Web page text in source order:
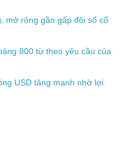
mở rộng gần gấp đôi số cổ
800 từ theo yêu cầu của
USD tăng mạnh nhờ lợi